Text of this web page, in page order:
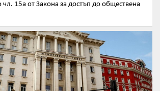
15а от Закона за достъп до обществена